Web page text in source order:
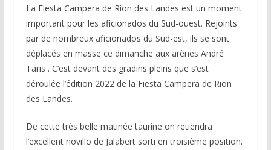
La Fiesta Campera de Rion des Landes est un moment
important pour les aficionados du Sud-ouest. Rejoints
par de nombreux aficionados du Sud-est, ils se sont
déplacés en masse ce dimanche aux arènes André
Taris . C’est devant des gradins pleins que s’est
déroulée l’édition 2022 de la Fiesta Campera de Rion
des Landes.
De cette très belle matinée taurine on retiendra
l’excellent novillo de Jalabert sorti en troisième position.